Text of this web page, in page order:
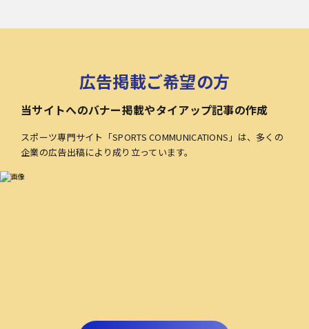
広告掲載ご希望の方
当サイトへのバナー掲載やタイアップ記事の作成
スポーツ専門サイト「SPORTS COMMUNICATIONS」は、多くの
企業の広告出稿により成り立っています。